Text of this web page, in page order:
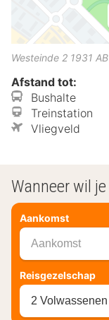
Westeinde 2 1931 AB
Afstand tot:
Bushalte
Treinstation
Vliegveld
Wanneer wil
Aankomst
Aankomst
Reisgezelschap
2